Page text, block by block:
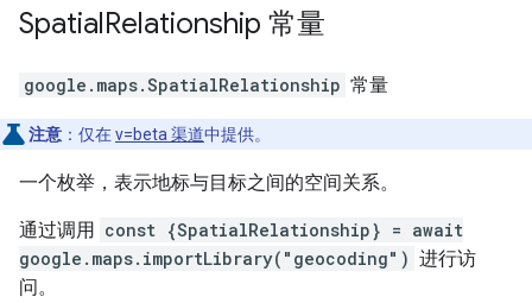
SpatialRelationship 常量
google.maps.SpatialRelationship 常量
注意 ：仅在v=beta 渠道中提供。
一个枚举，表示地标与目标之间的空间关系。
通过调用 const {SpatialRelationship} = await
google.maps.importLibrary("geocoding") 进行访
问。